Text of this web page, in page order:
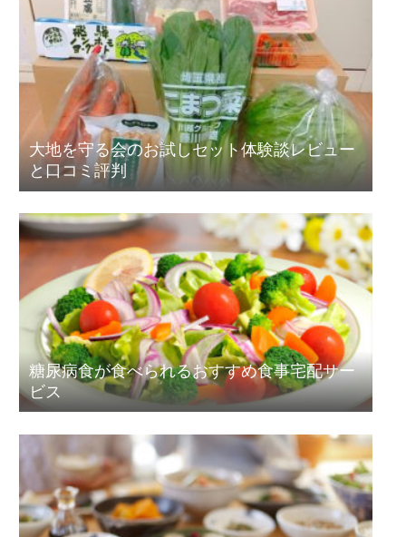
大地を守る会のお試しセット体験談レビュー
と口コミ評判
糖尿病食が食べられるおすすめ食事宅配サー
ビス